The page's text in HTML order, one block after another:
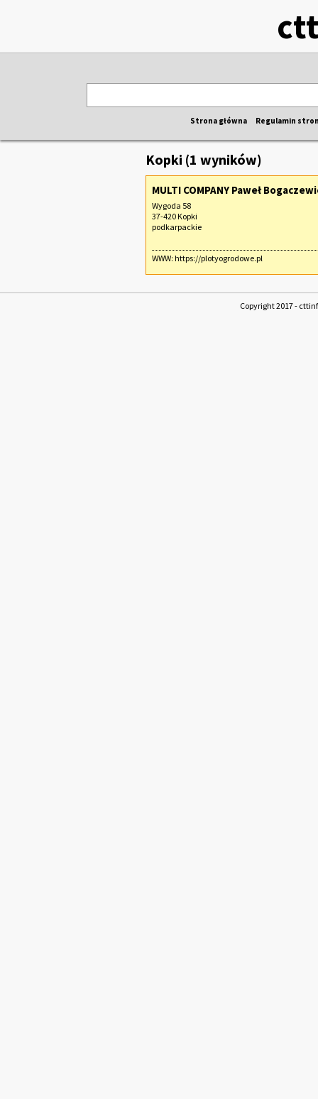
Strona główna Regulamin
Kopki (1 wyników)
MULTI COMPANY Paweł
Wygoda 58
37-420 Kopki
podkarpackie
WWW: https://plotyogrodowe.pl
Copyright 2017 -